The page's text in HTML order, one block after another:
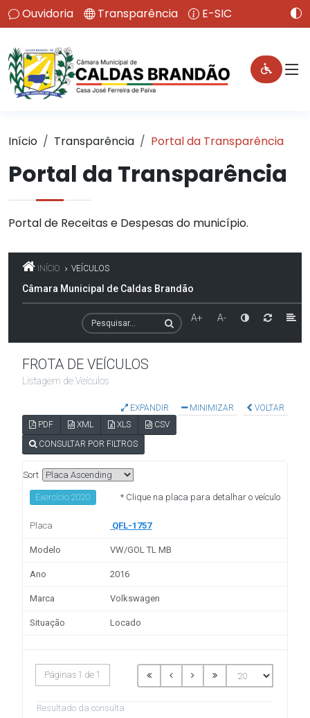
Ouvidoria Transparência E-SIC
Início Transparência Portal da Transparência
Portal da Transparência
Portal de Receitas e Despesas do município.